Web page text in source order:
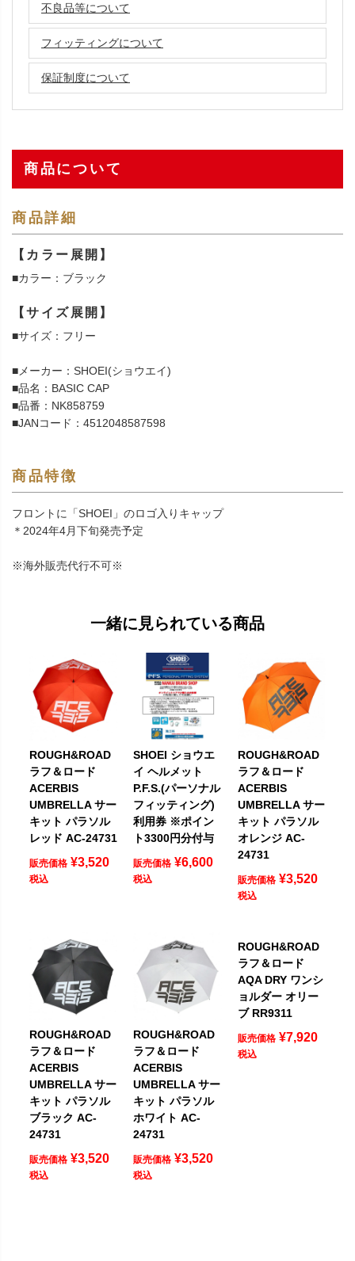
不良品等について
フィッティングについて
保証制度について
商品について
商品詳細
【カラー展開】
■カラー：ブラック
【サイズ展開】
■サイズ：フリー
■メーカー：SHOEI(ショウエイ)
■品名：BASIC CAP
■品番：NK858759
■JANコード：4512048587598
商品特徴
フロントに「SHOEI」のロゴ入りキャップ
＊2024年4月下旬発売予定
※海外販売代行不可※
一緒に見られている商品
ROUGH&ROAD
ラフ＆ロード
ACERBIS
UMBRELLA サー
キット パラソル
レッド AC-24731
販売価格 ¥3,520
税込
SHOEI ショウエ
イ ヘルメット
P.F.S.(パーソナル
フィッティング)
利用券 ※ポイン
ト3300円分付与
販売価格 ¥6,600
税込
ROUGH&ROAD
ラフ＆ロード
ACERBIS
UMBRELLA サー
キット パラソル
オレンジ AC-
24731
販売価格 ¥3,520
税込
ROUGH&ROAD
ラフ＆ロード
ACERBIS
UMBRELLA サー
キット パラソル
ブラック AC-
24731
販売価格 ¥3,520
税込
ROUGH&ROAD
ラフ＆ロード
ACERBIS
UMBRELLA サー
キット パラソル
ホワイト AC-
24731
販売価格 ¥3,520
税込
ROUGH&ROAD
ラフ＆ロード
AQA DRY ワンシ
ョルダー オリー
ブ RR9311
販売価格 ¥7,920
税込